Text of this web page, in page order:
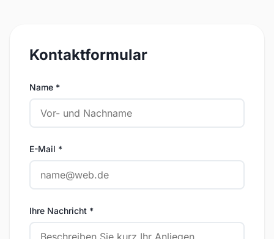
Kontaktformular
Name *
E-Mail *
Ihre Nachricht *